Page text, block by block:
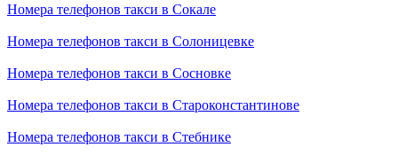
Номера телефонов такси в Сокале
Номера телефонов такси в Солоницевке
Номера телефонов такси в Сосновке
Номера телефонов такси в Староконстантинове
Номера телефонов такси в Стебнике